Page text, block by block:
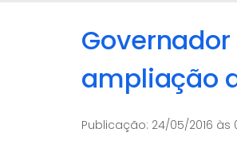
ampliação
Publicação: 24/05/2016 às